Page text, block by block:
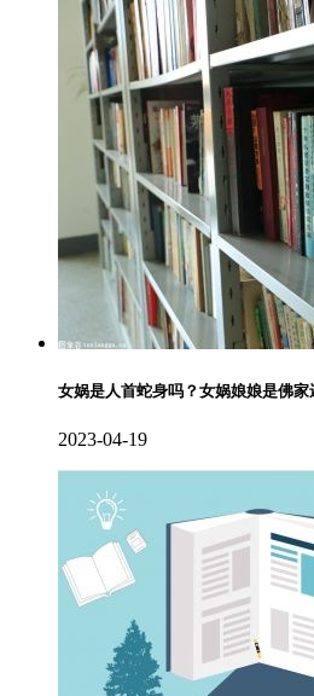
女娲是人首蛇身吗？女娲娘娘是佛家
2023-04-19